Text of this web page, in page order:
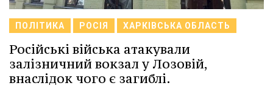
ПОЛІТИКА РОСІЯ ХАРКІВСЬКА ОБЛАСТЬ
Російські війська атакували
залізничний вокзал у Лозовій,
внаслідок чого є загиблі.